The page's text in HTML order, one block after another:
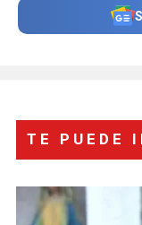
TE PUEDE